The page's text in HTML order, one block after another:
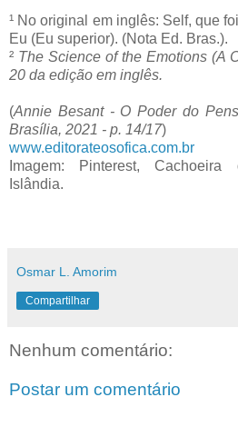
¹ No original em inglês: Self, que
Eu (Eu superior). (Nota Ed. Bras.).
² The Science of the Emotions (A
20 da edição em inglês.
(Annie Besant - O Poder do
Brasília, 2021 - p. 14/17)
www.editorateosofica.com.br
Imagem: Pinterest,
Islândia.
Osmar L. Amorim
Compartilhar
Nenhum comentário:
Postar um comentário